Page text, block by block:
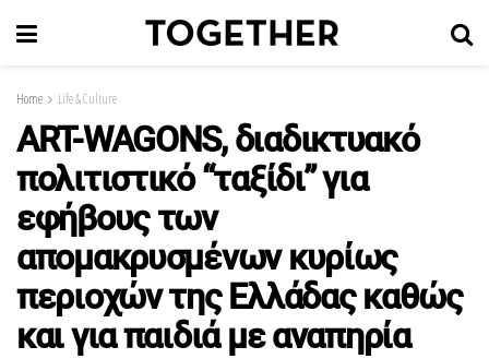
Home Life & Culture
ART-WAGONS, διαδικτυακό
πολιτιστικό “ταξίδι” για
εφήβους των
απομακρυσμένων κυρίως
περιοχών της Ελλάδας καθώς
και για παιδιά με αναπηρία